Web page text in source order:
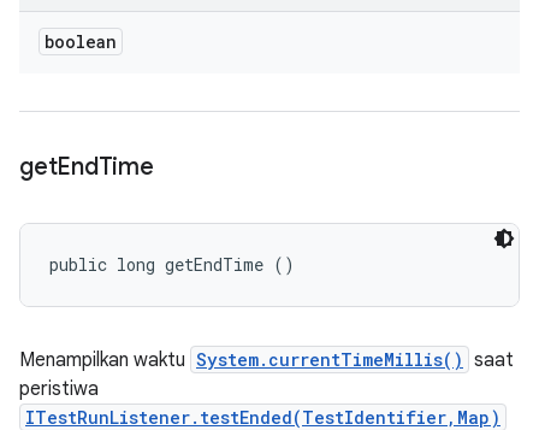
boolean
getEndTime
public long getEndTime ()
Menampilkan waktu System.currentTimeMillis() saat
peristiwa
ITestRunListener.testEnded(TestIdentifier,Map)